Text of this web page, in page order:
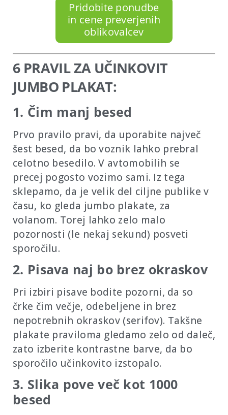
Pridobite ponudbe
in cene preverjenih
oblikovalcev
6 PRAVIL ZA UČINKOVIT
JUMBO PLAKAT:
1. Čim manj besed
Prvo pravilo pravi, da uporabite največ
šest besed, da bo voznik lahko prebral
celotno besedilo. V avtomobilih se
precej pogosto vozimo sami. Iz tega
sklepamo, da je velik del ciljne publike v
času, ko gleda jumbo plakate, za
volanom. Torej lahko zelo malo
pozornosti (le nekaj sekund) posveti
sporočilu.
2. Pisava naj bo brez okraskov
Pri izbiri pisave bodite pozorni, da so
črke čim večje, odebeljene in brez
nepotrebnih okraskov (serifov). Takšne
plakate praviloma gledamo zelo od daleč,
zato izberite kontrastne barve, da bo
sporočilo učinkovito izstopalo.
3. Slika pove več kot 1000
besed